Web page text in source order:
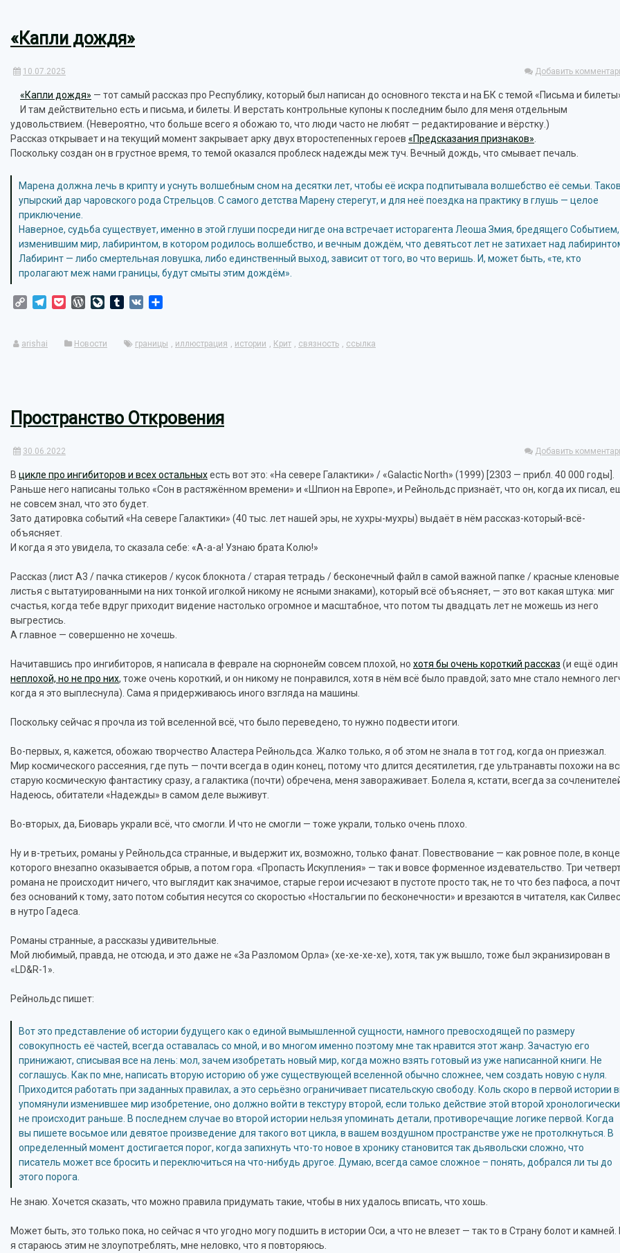
«Капли дождя»
10.07.2025 Добавить
«Капли дождя» — тот самый рассказ про Республику, который был написан до основного текста и на БК с темой «Письма и
И там действительно есть и письма, и билеты. И верстать контрольные купоны к последним было для меня отдельным
удовольствием. (Невероятно, что больше всего я обожаю то, что люди часто не любят — редактирование и вёрстку.)
Рассказ открывает и на текущий момент закрывает арку двух второстепенных героев «Предсказания признаков»
Поскольку создан он в грустное время, то темой оказался проблеск надежды меж туч. Вечный дождь, что смывает печаль.
Марена должна лечь в крипту и уснуть волшебным сном на десятки лет, чтобы её искра подпитывала волшебство её семьи.
упырский дар чаровского рода Стрельцов. С самого детства Марену стерегут, и для неё поездка на практику в глушь — целое
приключение.
Наверное, судьба существует, именно в этой глуши посреди нигде она встречает исторагента Леоша Змия, бредящего Событием,
изменившим мир, лабиринтом, в котором родилось волшебство, и вечным дождём, что девятьсот лет не затихает над
Лабиринт — либо смертельная ловушка, либо единственный выход, зависит от того, во что веришь. И, может быть, «те, кто
пролагают меж нами границы, будут смыты этим дождём».
Copy TelegramPocketWordPress
LiveJournal
Tumblr
VK
arishai Новости границы , иллюстрация , истории , Крит , связность , ссылка
Пространство Откровения
30.06.2022 Добавить
В цикле про ингибиторов и всех остальныхесть вот это: «На севере Галактики» / «Galactic North» (1999) [2303 — прибл. 40 000 годы].
Раньше него написаны только «Сон в растяжённом времени» и «Шпион на Европе», и Рейнольдс признаёт, что он, когда их писал,
не совсем знал, что это будет.
Зато датировка событий «На севере Галактики» (40 тыс. лет нашей эры, не хухры-мухры) выдаёт в нём рассказ-который-всё-
объясняет.
И когда я это увидела, то сказала себе: «А-а-а! Узнаю брата Колю!»
Рассказ (лист А3 / пачка стикеров / кусок блокнота / старая тетрадь / бесконечный файл в самой важной папке / красные кленовые
листья с вытатуированными на них тонкой иголкой никому не ясными знаками), который всё объясняет, — это вот какая штука: миг
счастья, когда тебе вдруг приходит видение настолько огромное и масштабное, что потом ты двадцать лет не можешь из него
выгрестись.
А главное — совершенно не хочешь.
Начитавшись про ингибиторов, я написала в феврале на сюрнонейм совсем плохой, но хотя бы очень короткий рассказ (и ещё один
неплохой, но не про них, тоже очень короткий, и он никому не понравился, хотя в нём всё было правдой; зато мне стало немного
когда я это выплеснула). Сама я придерживаюсь иного взгляда на машины.
Поскольку сейчас я прочла из той вселенной всё, что было переведено, то нужно подвести итоги.
Во-первых, я, кажется, обожаю творчество Аластера Рейнольдса. Жалко только, я об этом не знала в тот год, когда он приезжал.
Мир космического рассеяния, где путь — почти всегда в один конец, потому что длится десятилетия, где ультранавты похожи на
старую космическую фантастику сразу, а галактика (почти) обречена, меня завораживает. Болела я, кстати, всегда за
Надеюсь, обитатели «Надежды» в самом деле выживут.
Во-вторых, да, Биоварь украли всё, что смогли. И что не смогли — тоже украли, только очень плохо.
Ну и в-третьих, романы у Рейнольдса странные, и выдержит их, возможно, только фанат. Повествование — как ровное поле, в конце
которого внезапно оказывается обрыв, а потом гора. «Пропасть Искупления» — так и вовсе форменное издевательство. Три
романа не происходит ничего, что выглядит как значимое, старые герои исчезают в пустоте просто так, не то что без пафоса, а
без оснований к тому, зато потом события несутся со скоростью «Ностальгии по бесконечности» и врезаются в читателя, как
в нутро Гадеса.
Романы странные, а рассказы удивительные.
Мой любимый, правда, не отсюда, и это даже не «За Разломом Орла» (хе-хе-хе-хе), хотя, так уж вышло, тоже был экранизирован в
«LD&R-1».
Рейнольдс пишет:
Вот это представление об истории будущего как о единой вымышленной сущности, намного превосходящей по размеру
совокупность её частей, всегда оставалась со мной, и во многом именно поэтому мне так нравится этот жанр. Зачастую его
принижают, списывая все на лень: мол, зачем изобретать новый мир, когда можно взять готовый из уже написанной книги. Не
соглашусь. Как по мне, написать вторую историю об уже существующей вселенной обычно сложнее, чем создать новую с нуля.
Приходится работать при заданных правилах, а это серьёзно ограничивает писательскую свободу. Коль скоро в первой истории
упомянули изменившее мир изобретение, оно должно войти в текстуру второй, если только действие этой второй хронологически
не происходит раньше. В последнем случае во второй истории нельзя упоминать детали, противоречащие логике первой. Когда
вы пишете восьмое или девятое произведение для такого вот цикла, в вашем воздушном пространстве уже не протолкнуться. В
определенный момент достигается порог, когда запихнуть что-то новое в хронику становится так дьявольски сложно, что
писатель может все бросить и переключиться на что-нибудь другое. Думаю, всегда самое сложное – понять, добрался ли ты до
этого порога.
Не знаю. Хочется сказать, что можно правила придумать такие, чтобы в них удалось вписать, что хошь.
Может быть, это только пока, но сейчас я что угодно могу подшить в истории Оси, а что не влезет — так то в Страну болот и камней.
я стараюсь этим не злоупотреблять, мне неловко, что я повторяюсь.